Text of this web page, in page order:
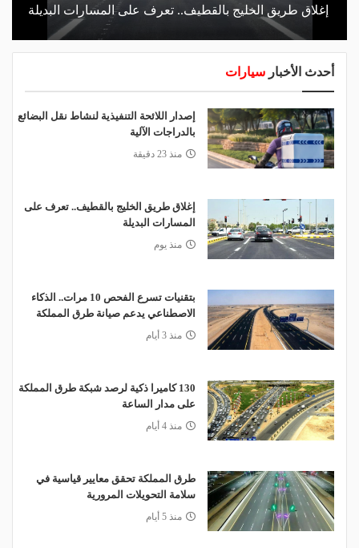
إغلاق طريق الخليج بالقطيف.. تعرف على المسارات البديلة
أحدث الأخبار سيارات
إصدار اللائحة التنفيذية لنشاط نقل البضائع
بالدراجات الآلية
منذ 23 دقيقة
إغلاق طريق الخليج بالقطيف.. تعرف على
المسارات البديلة
منذ يوم
بتقنيات تسرع الفحص 10 مرات.. الذكاء
الاصطناعي يدعم صيانة طرق المملكة
منذ 3 أيام
130 كاميرا ذكية لرصد شبكة طرق المملكة
على مدار الساعة
منذ 4 أيام
طرق المملكة تحقق معايير قياسية في
سلامة التحويلات المرورية
منذ 5 أيام